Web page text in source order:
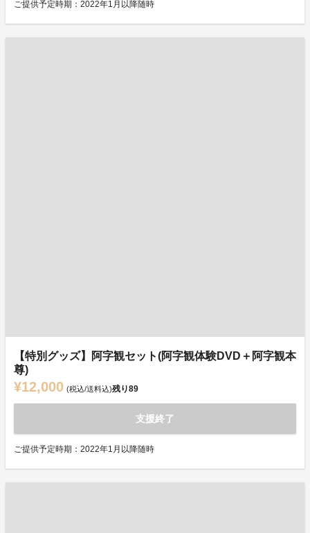
ご提供予定時期：2022年1月以降随時
【特別グッズ】阿字観セット(阿字観体験DVD＋阿字観本
尊)
¥12,000 (税込/送料込)残り89
支援終了
ご提供予定時期：2022年1月以降随時